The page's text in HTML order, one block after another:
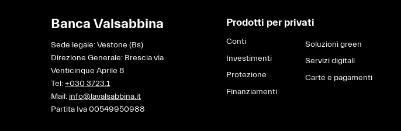
Banca Valsabbina
Sede legale: Vestone (Bs)
Direzione Generale: Brescia via
Venticinque Aprile 8
Tel:+030 3723.1
Mail: info@lavalsabbina.it
Partita Iva 00549950988
Prodotti per privati
Conti
Investimenti
Protezione
Finanziamenti
Soluzioni green
Servizi digitali
Carte e pagamenti